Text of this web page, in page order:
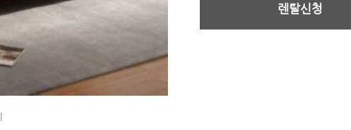
렌탈신청